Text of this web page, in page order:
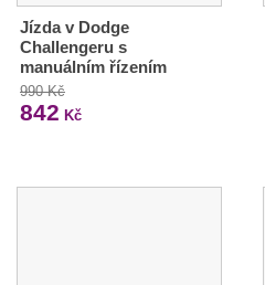
Jízda v Dodge
Challengeru s
manuálním řízením
990 Kč
842 Kč